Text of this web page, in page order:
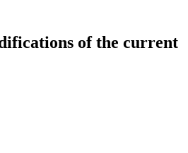
of the current